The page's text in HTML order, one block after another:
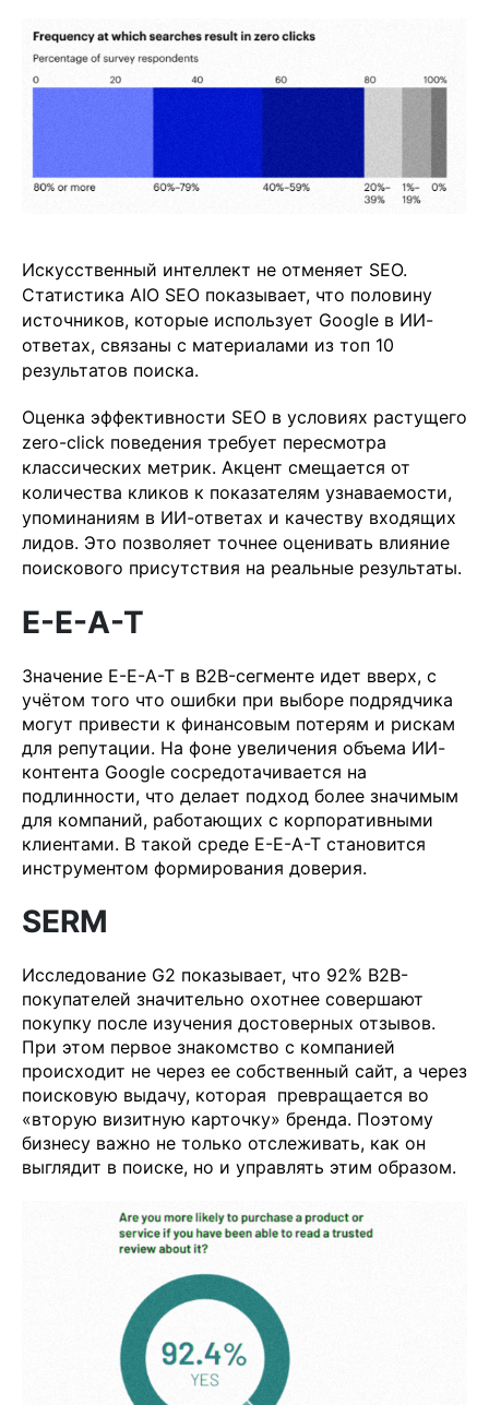
Искусственный интеллект не отменяет SEO.
Статистика AIO SEO показывает, что половину
источников, которые использует Google в ИИ-
ответах, связаны с материалами из топ 10
результатов поиска.
Оценка эффективности SEO в условиях растущего
zero-click поведения требует пересмотра
классических метрик. Акцент смещается от
количества кликов к показателям узнаваемости,
упоминаниям в ИИ-ответах и качеству входящих
лидов. Это позволяет точнее оценивать влияние
поискового присутствия на реальные результаты.
E-E-A-T
Значение E-E-A-T в B2B-сегменте идет вверх, с
учётом того что ошибки при выборе подрядчика
могут привести к финансовым потерям и рискам
для репутации. На фоне увеличения объема ИИ-
контента Google сосредотачивается на
подлинности, что делает подход более значимым
для компаний, работающих с корпоративными
клиентами. В такой среде E-E-A-T становится
инструментом формирования доверия.
SERM
Исследование G2 показывает, что 92% B2B-
покупателей значительно охотнее совершают
покупку после изучения достоверных отзывов.
При этом первое знакомство с компанией
происходит не через ее собственный сайт, а через
поисковую выдачу, которая превращается во
«вторую визитную карточку» бренда. Поэтому
бизнесу важно не только отслеживать, как он
выглядит в поиске, но и управлять этим образом.